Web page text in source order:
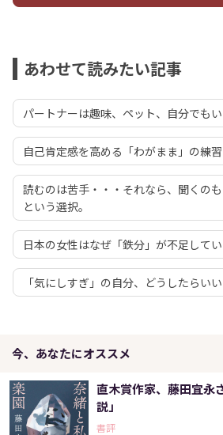
あわせて読みたい記事
パートナーは趣味、ペット、自分でもい
自己肯定感を高める「わがまま」の練習
読むのは苦手・・・それなら、聞くの
という選択。
日本の女性はなぜ「鉄分」が不足して
「気にしすぎ」の自分、どうしたらいい
今、あなたにオススメ
直木賞作家、藤田宜永
説」
書評